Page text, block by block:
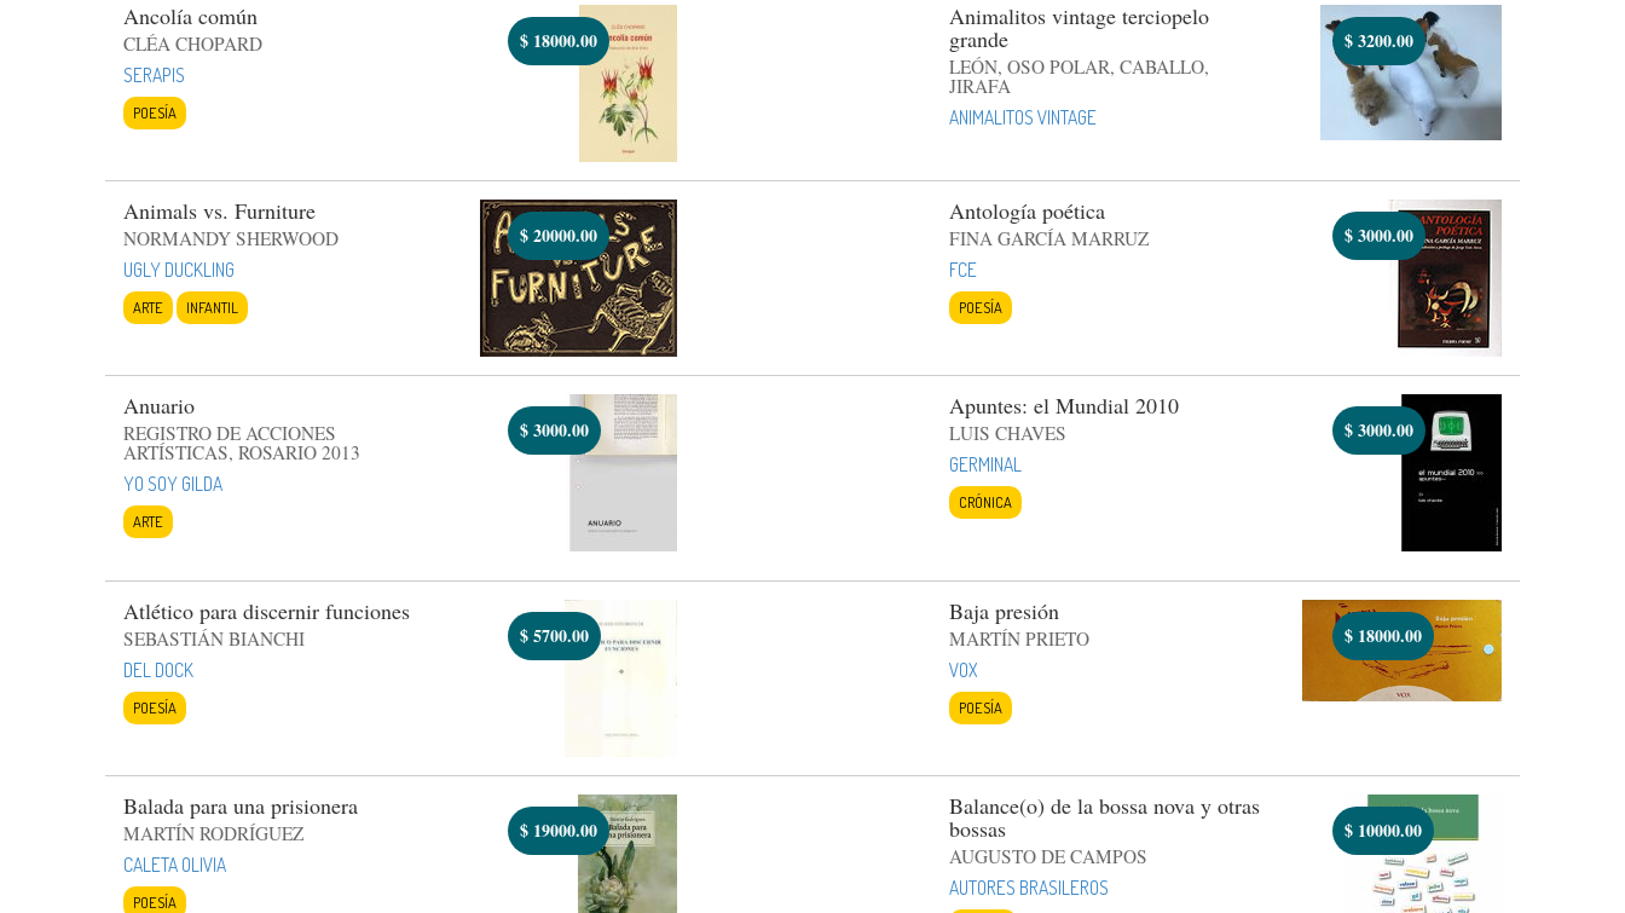
Ancolía común
CLÉA CHOPARD
SERAPIS
POESÍA
$18000.00
Animalitos vintage terciopelo
grande
LEÓN, OSO POLAR, CABALLO,
JIRAFA
ANIMALITOS VINTAGE
$3200.00
Animals vs. Furniture
NORMANDY SHERWOOD
UGLY DUCKLING
ARTE INFANTIL
$20000.00
Antología poética
FINA GARCÍA MARRUZ
FCE
POESÍA
$3000.00
Anuario
REGISTRO DE ACCIONES
ARTÍSTICAS, ROSARIO 2013
YO SOY GILDA
ARTE
$3000.00
Apuntes: el Mundial 2010
LUIS CHAVES
GERMINAL
CRÓNICA
$3000.00
Atlético para discernir funciones
SEBASTIÁN BIANCHI
DEL DOCK
POESÍA
$5700.00
Baja presión
MARTÍN PRIETO
VOX
POESÍA
$ 18000.00
Balada para una prisionera
MARTÍN RODRÍGUEZ
CALETA OLIVIA
POESÍA
$19000.00
Balance(o) de la bossa nova y otras
bossas
AUGUSTO DE CAMPOS
AUTORES BRASILEROS
$ 10000.00